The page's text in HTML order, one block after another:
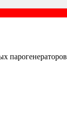
парогенераторов